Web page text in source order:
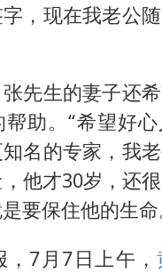
，现在我老公
先生的妻子还
助。“希望好
名的专家，我
他才30岁，还
要保住他的生命
，7月7日上午，